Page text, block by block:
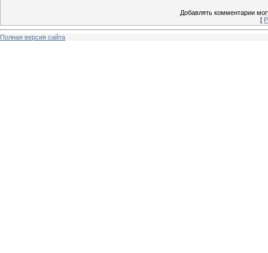
Добавлять комментарии
[
Полная версия сайта